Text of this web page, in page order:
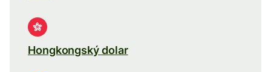
Hongkongský dolar